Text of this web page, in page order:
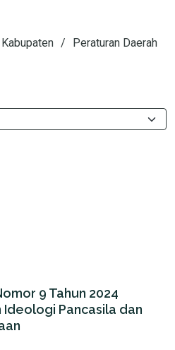
Peraturan Daerah
9 Tahun 2024
Pancasila dan